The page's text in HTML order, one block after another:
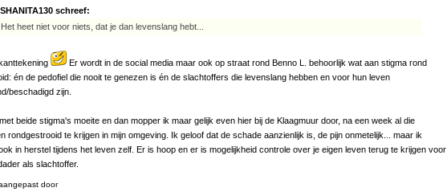
SHANITA130 schreef:
Het heet niet voor niets, dat je dan levenslang hebt...
Er wordt in de social media maar ook op straat rond Benno L. behoorlijk wat aan stigma rond
én de pedofiel die nooit te genezen is én de slachtoffers die levenslang hebben en voor hun leven
beschadigd zijn.
beide stigma's moeite en dan mopper ik maar gelijk even hier bij de Klaagmuur door, na een week al die
rondgestrooid te krijgen in mijn omgeving. Ik geloof dat de schade aanzienlijk is, de pijn onmetelijk... maar ik
in herstel tijdens het leven zelf. Er is hoop en er is mogelijkheid controle over je eigen leven terug te krijgen voor
als slachtoffer.
door